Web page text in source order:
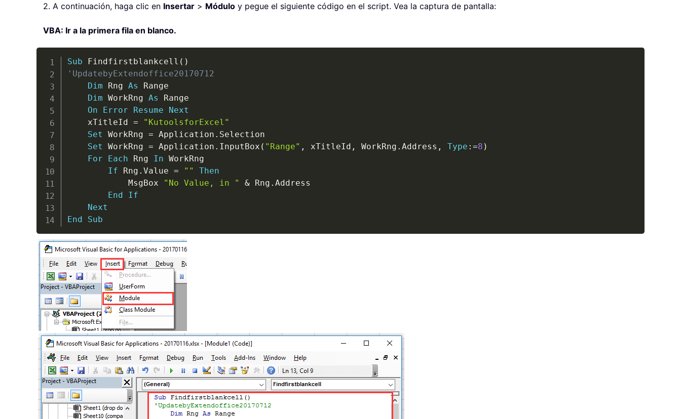
2. A continuación, haga clic en Insertar > Módulo y pegue el siguiente código en el script. Vea la captura de pantalla:
VBA: Ir a la primera fila en blanco.
Sub Findfirstblankcell ( )
'UpdatebyExtendoffice20170712
Dim Rng As Range
Dim WorkRng As Range
On
Error Resume
Next
    xTitleId
=
"KutoolsforExcel"
Set WorkRng = Application . Selection
Set WorkRng = Application . InputBox ( "Range" , xTitleId , WorkRng . Address , Type : =8 )
For
Each Rng In WorkRng
If Rng . Value = ""
Then
            MsgBox
"No Value, in " & Rng . Address
End
If
Next
End
Sub